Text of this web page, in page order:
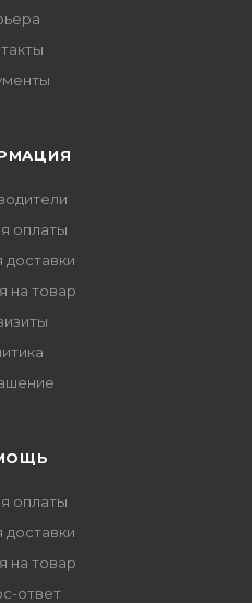
оплаты
доставки
на товар
оплаты
доставки
на товар
ответ